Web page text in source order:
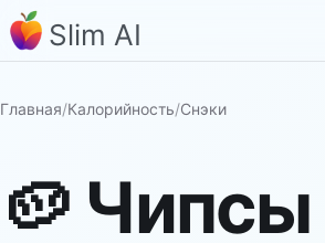
Slim AI
Главная/Калорийность/Снэки
🥔